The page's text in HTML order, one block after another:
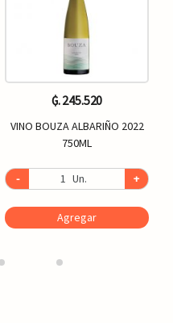
₲. 245.520
VINO BOUZA ALBARIÑO 2022
750ML
- Un. +
Agregar